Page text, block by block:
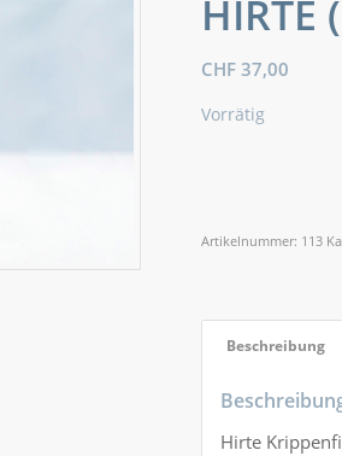
HIRTE
CHF 37,00
Vorrätig
Artikelnummer: 113
Beschreibung
Hirte